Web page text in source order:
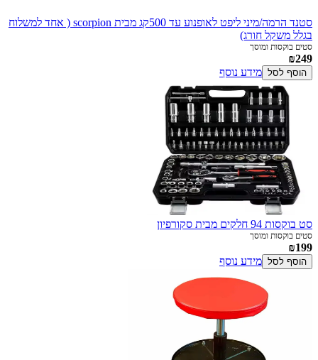
סטנד הרמה/מיני ליפט לאופנוע עד 500קג מבית scorpion ( אחד למשלוח
בגלל משקל חורג)
סטים בוקסות ומוסך
₪249
הוסף לסל מידע נוסף
סט בוקסות 94 חלקים מבית סקורפיון
סטים בוקסות ומוסך
₪199
הוסף לסל מידע נוסף